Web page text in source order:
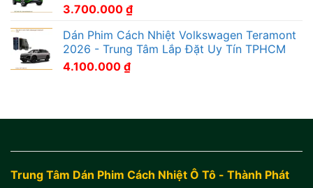
3.700.000 ₫
Dán Phim Cách Nhiệt Volkswagen Teramont
2026 - Trung Tâm Lắp Đặt Uy Tín TPHCM
4.100.000 ₫
Trung Tâm Dán Phim Cách Nhiệt Ô Tô - Thành Phát